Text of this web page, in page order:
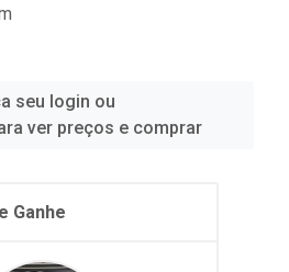
seu login ou
ver preços e comprar
Ganhe